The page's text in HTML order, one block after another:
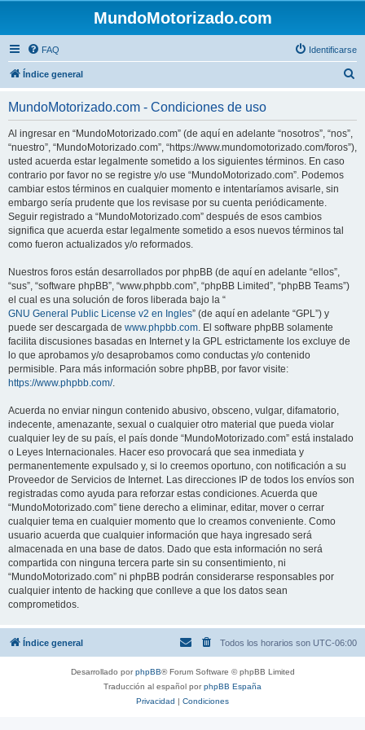
MundoMotorizado.com
FAQ Identificarse
Índice general
a
MundoMotorizado.com - Condiciones de uso
Al ingresar en “MundoMotorizado.com” (de aquí en adelante “nosotros”, “nos”,
“nuestro”, “MundoMotorizado.com”, “https://www.mundomotorizado.com/foros”),
usted acuerda estar legalmente sometido a los siguientes términos. En caso
contrario por favor no se registre y/o use “MundoMotorizado.com”. Podemos
cambiar estos términos en cualquier momento e intentaríamos avisarle, sin
embargo sería prudente que los revisase por su cuenta periódicamente.
Seguir registrado a “MundoMotorizado.com” después de esos cambios
significa que acuerda estar legalmente sometido a esos nuevos términos tal
como fueron actualizados y/o reformados.
Nuestros foros están desarrollados por phpBB (de aquí en adelante “ellos”,
“sus”, “software phpBB”, “www.phpbb.com”, “phpBB Limited”, “phpBB Teams”)
el cual es una solución de foros liberada bajo la “
GNU General Public License v2 en Ingles” (de aquí en adelante “GPL”) y
puede ser descargada de www.phpbb.com. El software phpBB solamente
facilita discusiones basadas en Internet y la GPL estrictamente los excluye de
lo que aprobamos y/o desaprobamos como conductas y/o contenido
permisible. Para más información sobre phpBB, por favor visite:
https://www.phpbb.com/.
Acuerda no enviar ningun contenido abusivo, obsceno, vulgar, difamatorio,
indecente, amenazante, sexual o cualquier otro material que pueda violar
cualquier ley de su país, el país donde “MundoMotorizado.com” está instalado
o Leyes Internacionales. Hacer eso provocará que sea inmediata y
permanentemente expulsado y, si lo creemos oportuno, con notificación a su
Proveedor de Servicios de Internet. Las direcciones IP de todos los envíos son
registradas como ayuda para reforzar estas condiciones. Acuerda que
“MundoMotorizado.com” tiene derecho a eliminar, editar, mover o cerrar
cualquier tema en cualquier momento que lo creamos conveniente. Como
usuario acuerda que cualquier información que haya ingresado será
almacenada en una base de datos. Dado que esta información no será
compartida con ninguna tercera parte sin su consentimiento, ni
“MundoMotorizado.com” ni phpBB podrán considerarse responsables por
cualquier intento de hacking que conlleve a que los datos sean
comprometidos.
Índice general Todos los horarios son UTC-06:00
Desarrollado porphpBB® Forum Software © phpBB Limited
Traducción al español porphpBB España
Privacidad | Condiciones